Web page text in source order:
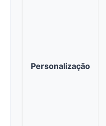
Personalização